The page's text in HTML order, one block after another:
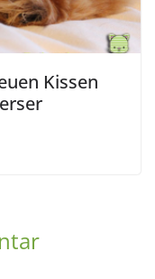
Kissen